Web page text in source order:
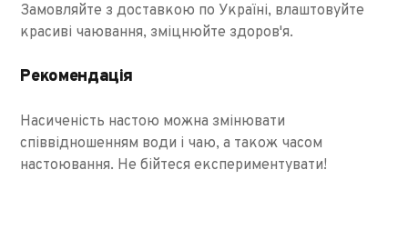
Замовляйте з доставкою по Україні, влаштовуйте
красиві чаювання, зміцнюйте здоров'я.
Рекомендація
Насиченість настою можна змінювати
співвідношенням води і чаю, а також часом
настоювання. Не бійтеся експериментувати!